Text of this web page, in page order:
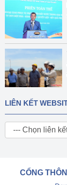
LIÊN KẾT
CỔNG